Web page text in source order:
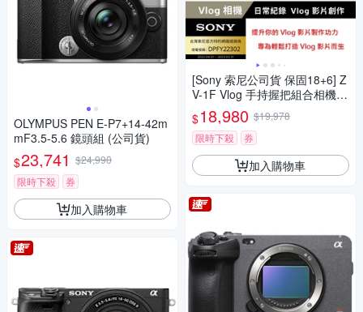
OLYMPUS PEN E-P7+14-42m
mF3.5-5.6 鏡頭組 (公司貨)
$23,741 $24,990
限時下殺
券
加入購物車
[Sony 索尼公司貨 保固18+6] Z
V-1F Vlog 手持握把組合相機
(網紅新手/生活隨拍)
$18,980 $19,978
限時下殺
券
加入購物車